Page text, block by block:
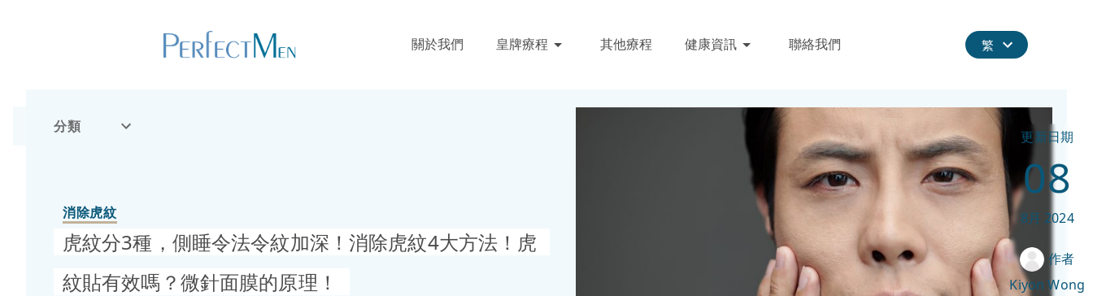
分類 更新日期
08
8月 2024
作者
Kiyon Wong
關於我們 皇牌療程 其他療程 健康資訊 聯絡我們 繁
消除虎紋
虎紋分3種，側睡令法令紋加深！消除虎紋4大方法！虎
紋貼有效嗎？微針面膜的原理！